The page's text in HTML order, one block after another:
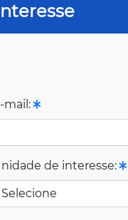
mail:
de interesse: